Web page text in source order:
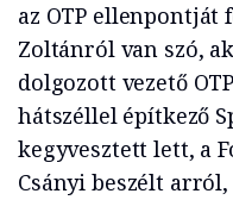
az OTP ellenpontját
Zoltánról van szó,
dolgozott vezető
hátszéllel építkező
kegyvesztett lett, a
Csányi beszélt